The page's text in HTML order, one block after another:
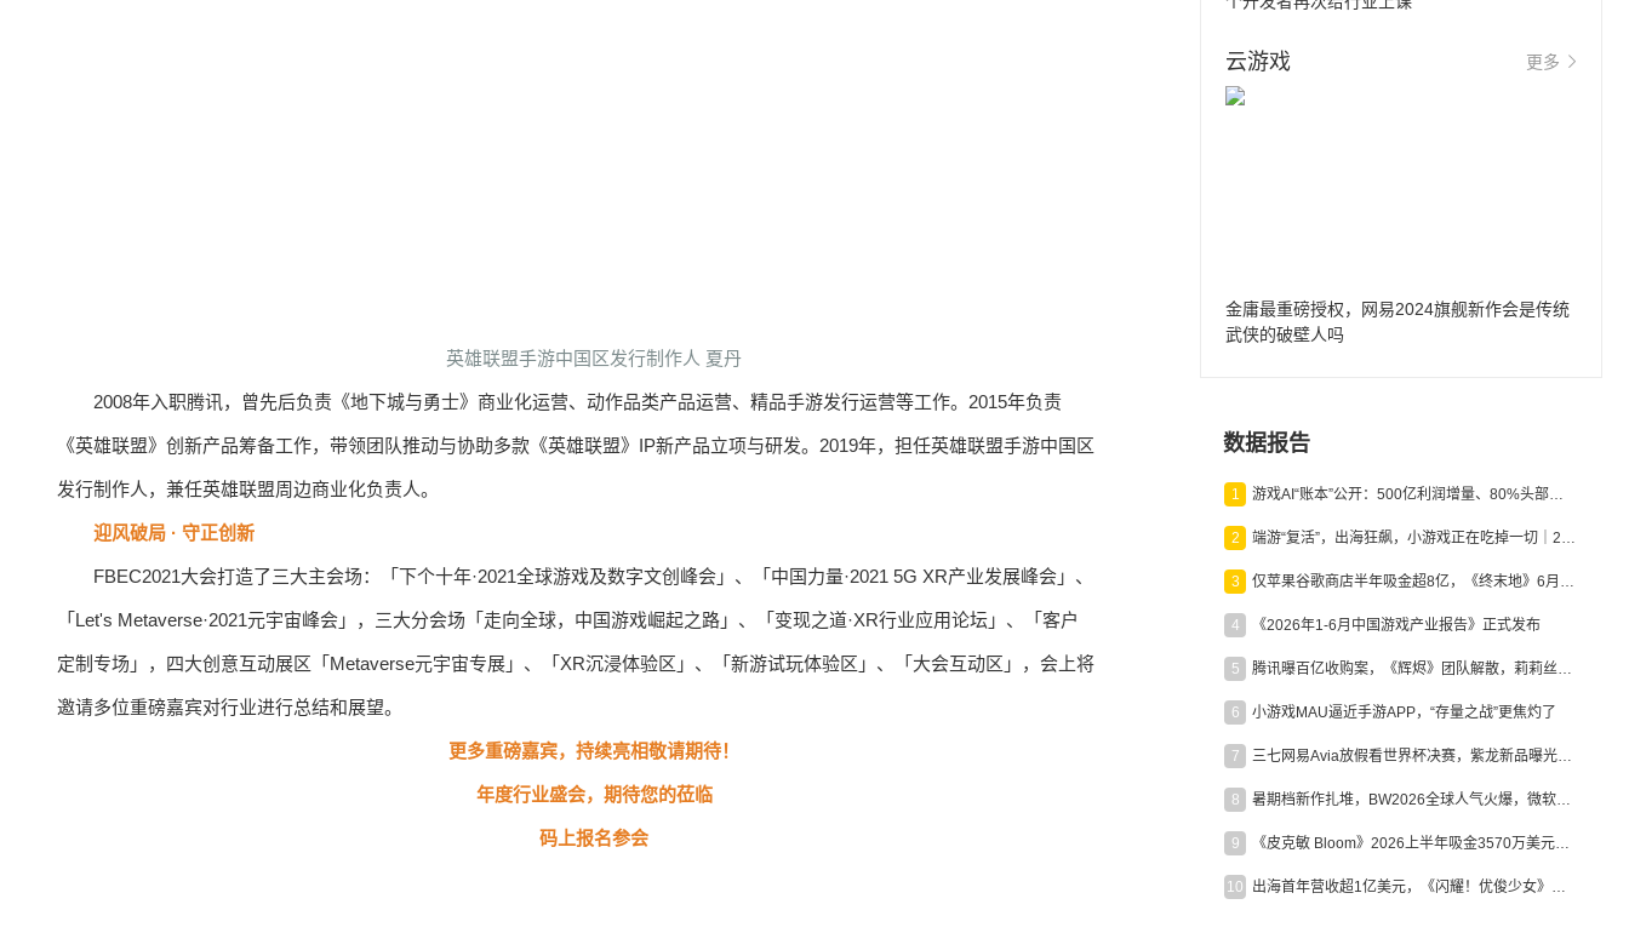
英雄联盟手游中国区发行制作人 夏丹
2008年入职腾讯，曾先后负责《地下城与勇士》商业化运营、动作品类产品运营、精品手游发行运营等工作。2015年负责
《英雄联盟》创新产品筹备工作，带领团队推动与协助多款《英雄联盟》IP新产品立项与研发。2019年，担任英雄联盟手游中国区
发行制作人，兼任英雄联盟周边商业化负责人。
迎风破局 · 守正创新
FBEC2021大会打造了三大主会场：「下个十年·2021全球游戏及数字文创峰会」、「中国力量·2021 5G XR产业发展峰会」、
「Let's Metaverse·2021元宇宙峰会」，三大分会场「走向全球，中国游戏崛起之路」、「变现之道·XR行业应用论坛」、「客户
定制专场」，四大创意互动展区「Metaverse元宇宙专展」、「XR沉浸体验区」、「新游试玩体验区」、「大会互动区」，会上将
邀请多位重磅嘉宾对行业进行总结和展望。
更多重磅嘉宾，持续亮相敬请期待！
年度行业盛会，期待您的莅临
码上报名参会
云游戏 更多
金庸最重磅授权，网易2024旗舰新作会是传统
武侠的破壁人吗
数据报告
1 游戏AI“账本”公开：500亿利润增量、80%头部入局，谁在闷声发财？
2 端游“复活”，出海狂飙，小游戏正在吃掉一切｜2026上半年产业报告
3 仅苹果谷歌商店半年吸金超8亿，《终末地》6月份收入显著回暖
4 《2026年1-6月中国游戏产业报告》正式发布
5 腾讯曝百亿收购案，《辉烬》团队解散，莉莉丝新作曝光｜陀螺周报
6 小游戏MAU逼近手游APP，“存量之战”更焦灼了
7 三七网易Avia放假看世界杯决赛，紫龙新品曝光，米哈游新作上线 | 陀螺周报
8 暑期档新作扎堆，BW2026全球人气火爆，微软XBOX大裁员|陀螺周报
9 《皮克敏 Bloom》2026上半年吸金3570万美元，中国台湾成最大市场
10 出海首年营收超1亿美元，《闪耀！优俊少女》美国市场占比达七成